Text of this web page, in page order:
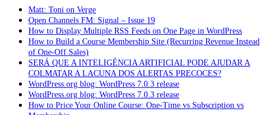
Matt: Toni on Verge
Open Channels FM: Signal – Issue 19
How to Display Multiple RSS Feeds on One Page in WordPress
How to Build a Course Membership Site (Recurring Revenue Instead
of One-Off Sales)
SERÁ QUE A INTELIGÊNCIA ARTIFICIAL PODE AJUDAR A
COLMATAR A LACUNA DOS ALERTAS PRECOCES?
WordPress.org blog: WordPress 7.0.3 release
WordPress.org blog: WordPress 7.0.3 release
How to Price Your Online Course: One-Time vs Subscription vs